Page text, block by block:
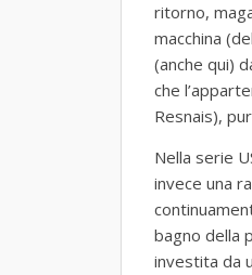
ritorno,
macchina
(anche qui)
che
Resnais),
Nella serie
invece una
bagno della
investita da